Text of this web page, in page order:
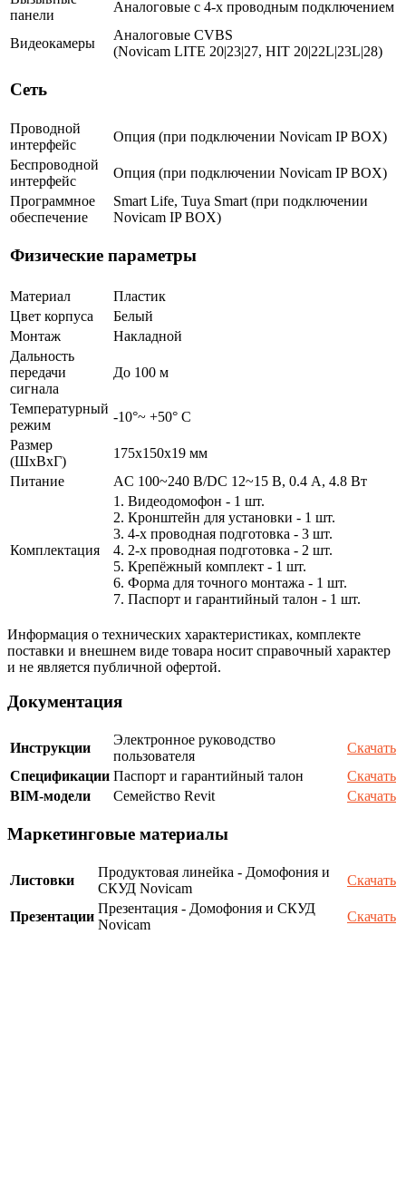
панели
Аналоговые с 4-х проводным подключением
Видеокамеры
Аналоговые CVBS
(Novicam LITE 20|23|27, HIT 20|22L|23L|28)
Сеть
Проводной
интерфейс
Опция (при подключении Novicam IP BOX)
Беспроводной
интерфейс
Опция (при подключении Novicam IP BOX)
Программное
обеспечение
Smart Life, Tuya Smart (при подключении
Novicam IP BOX)
Физические параметры
Материал
Пластик
Цвет корпуса
Белый
Монтаж
Накладной
Дальность
передачи
сигнала
До 100 м
Температурный
режим
-10°~ +50° С
Размер
(ШxВxГ)
175х150х19 мм
Питание
AC 100~240 В/DC 12~15 В, 0.4 А, 4.8 Вт
Комплектация
1. Видеодомофон - 1 шт.
2. Кронштейн для установки - 1 шт.
3. 4-х проводная подготовка - 3 шт.
4. 2-х проводная подготовка - 2 шт.
5. Крепёжный комплект - 1 шт.
6. Форма для точного монтажа - 1 шт.
7. Паспорт и гарантийный талон - 1 шт.
Информация о технических характеристиках, комплекте
поставки и внешнем виде товара носит справочный характер
и не является публичной офертой.
Документация
Инструкции
Электронное руководство
пользователя
Скачать
Спецификации Паспорт и гарантийный талон
Скачать
BIM-модели
Семейство Revit Скачать
Маркетинговые материалы
Листовки
Продуктовая линейка - Домофония и
СКУД Novicam
Скачать
Презентации
Презентация - Домофония и СКУД
Novicam
Скачать